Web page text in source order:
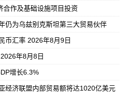
合作及基础设施项目投资
仍为乌兹别克斯坦第三大贸易伙伴
币汇率 2026年8月9日
年8月8日
增长6.3%
经济联盟内部贸易额将达1020亿美元